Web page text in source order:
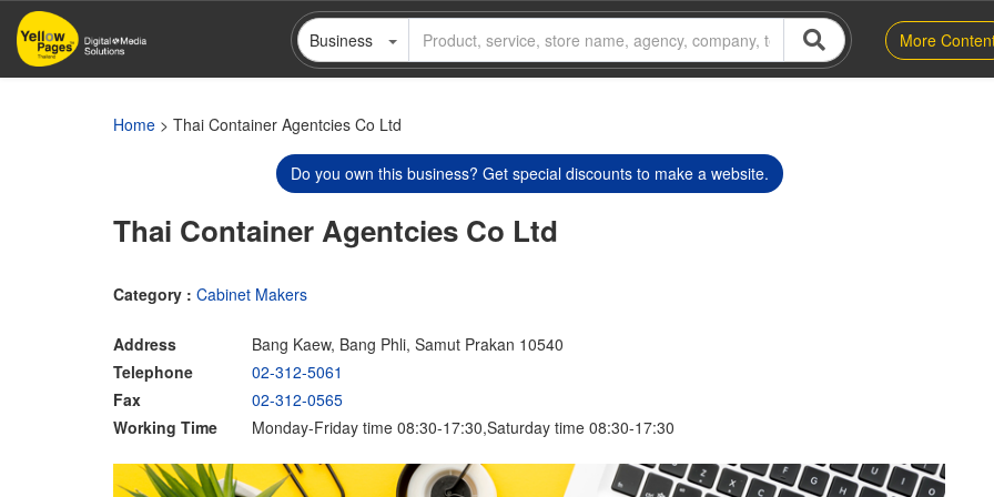
Skip
main
Business More
Home > Thai Container Agentcies Co Ltd
Do you own this business? Get special discounts to make a website.
Thai Container Agentcies Co Ltd
Category : Cabinet Makers
Address
Bang Kaew, Bang Phli, Samut Prakan 10540
Telephone
02-312-5061
Fax
02-312-0565
Working Time
Monday-Friday time 08:30-17:30,Saturday time 08:30-17:30